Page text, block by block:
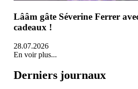
Lââm gâte Séverine Ferrer
cadeaux !
28.07.2026
En voir plus...
Derniers journaux